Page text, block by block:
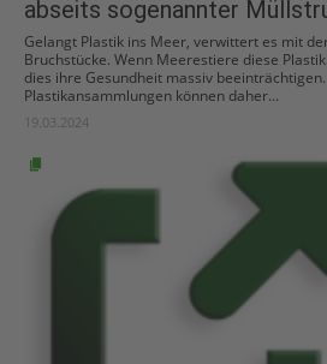
abseits sogenannter
Gelangt Plastik ins Meer, verwittert es mit
Bruchstücke. Wenn Meerestiere diese
dies ihre Gesundheit massiv
Plastikansammlungen können daher...
19.03.2024